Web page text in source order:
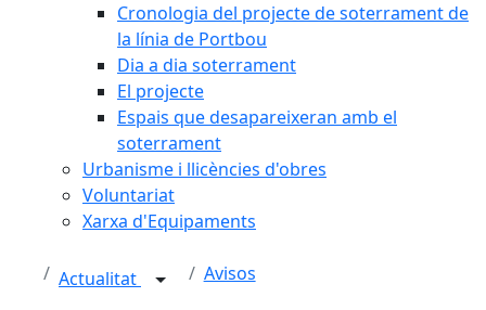
Cronologia del projecte de soterrament de
la línia de Portbou
Dia a dia soterrament
El projecte
Espais que desapareixeran amb el
soterrament
Urbanisme i llicències d'obres
Voluntariat
Xarxa d'Equipaments
Actualitat Avisos